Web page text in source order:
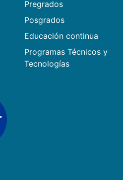
Pregrados
Posgrados
Educación continua
Programas Técnicos y
Tecnologías